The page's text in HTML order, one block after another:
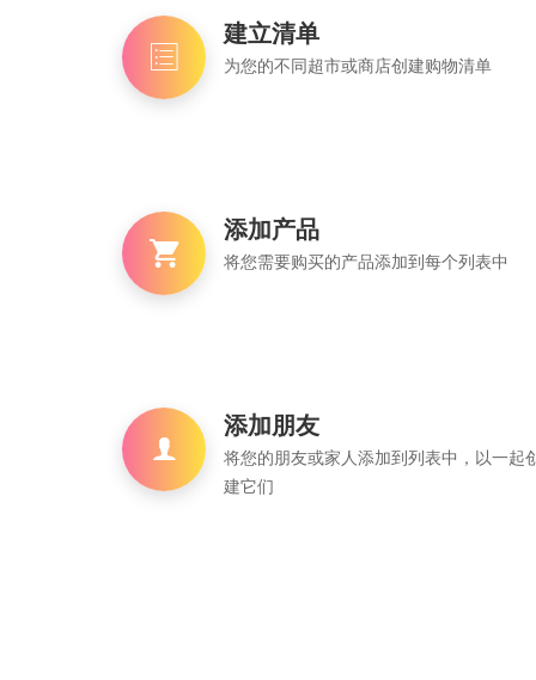
建立清单
为您的不同超市或商店创建购物清单
添加产品
将您需要购买的产品添加到每个列表中
添加朋友
将您的朋友或家人添加到列表中，以一起
建它们